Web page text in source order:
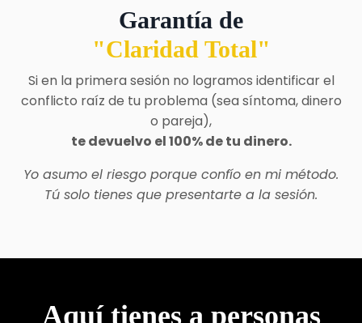
Garantía de
"Claridad Total"
Si en la primera sesión no logramos identificar el
conflicto raíz de tu problema (sea síntoma, dinero
o pareja),
te devuelvo el 100% de tu dinero.
Yo asumo el riesgo porque confío en mi método.
Tú solo tienes que presentarte a la sesión.
Aquí tienes a personas